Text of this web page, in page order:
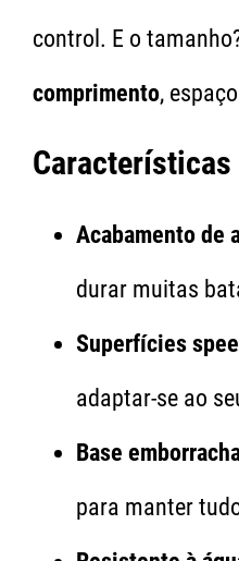
control. E o
comprimento,
Acabamento de
durar muitas
Superfícies
adaptar-se ao
Base
para manter